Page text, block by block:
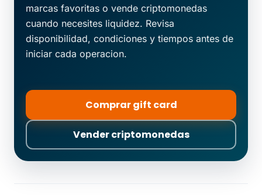
marcas favoritas o vende criptomonedas
cuando necesites liquidez. Revisa
disponibilidad, condiciones y tiempos antes de
iniciar cada operacion.
Comprar gift card
Vender criptomonedas